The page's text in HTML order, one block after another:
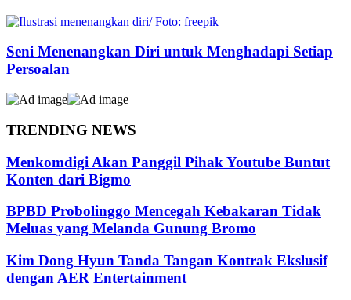
Seni Menenangkan Diri untuk Menghadapi Setiap
Persoalan
TRENDING NEWS
Menkomdigi Akan Panggil Pihak Youtube Buntut
Konten dari Bigmo
BPBD Probolinggo Mencegah Kebakaran Tidak
Meluas yang Melanda Gunung Bromo
Kim Dong Hyun Tanda Tangan Kontrak Ekslusif
dengan AER Entertainment